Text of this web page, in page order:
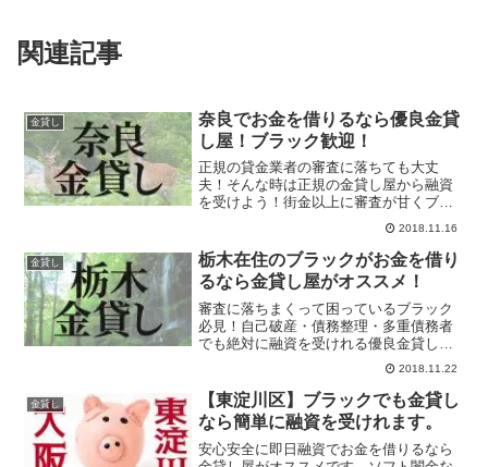
関連記事
金貸し
奈良でお金を借りるなら優良金貸
し屋！ブラック歓迎！
正規の貸金業者の審査に落ちても大丈
夫！そんな時は正規の金貸し屋から融資
を受けよう！街金以上に審査が甘くブラ
ックでも高確率で融資を受けれます。ソ
フト闇金や個人間融資掲示板を頼る前に
優良金貸し屋へ申し込んでください！基
本は在籍確認なしです！
2018.11.16
金貸し
栃木在住のブラックがお金を借り
るなら金貸し屋がオススメ！
審査に落ちまくって困っているブラック
必見！自己破産・債務整理・多重債務者
でも絶対に融資を受けれる優良金貸し屋
がいます！即日融資を受けたいなら身分
証明書を片手に今すぐ申し込みましょ
う！ブラックでも借りれるけど、無職は
ダメです！
2018.11.22
金貸し
【東淀川区】ブラックでも金貸し
なら簡単に融資を受けれます。
安心安全に即日融資でお金を借りるなら